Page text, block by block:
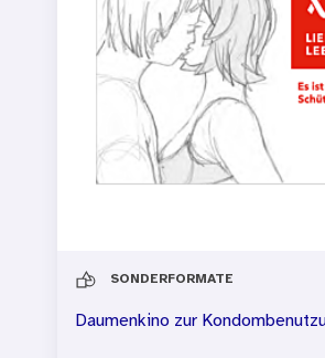
SONDERFORMATE
Daumenkino zur